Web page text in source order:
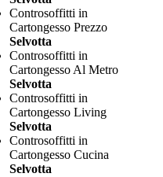
Controsoffitti in
Cartongesso Prezzo
Selvotta
Controsoffitti in
Cartongesso Al Metro
Selvotta
Controsoffitti in
Cartongesso Living
Selvotta
Controsoffitti in
Cartongesso Cucina
Selvotta